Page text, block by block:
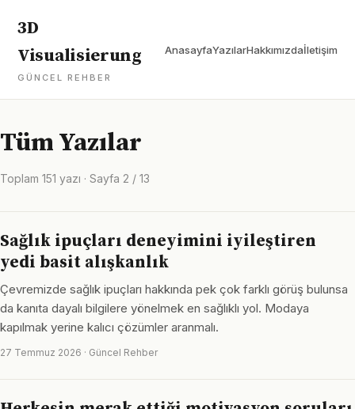
3D
Visualisierung
GÜNCEL REHBER
AnasayfaYazılarHakkımızdaİletişim
Tüm Yazılar
Toplam 151 yazı · Sayfa 2 / 13
Sağlık ipuçları deneyimini iyileştiren
yedi basit alışkanlık
Çevremizde sağlık ipuçları hakkında pek çok farklı görüş bulunsa
da kanıta dayalı bilgilere yönelmek en sağlıklı yol. Modaya
kapılmak yerine kalıcı çözümler aranmalı.
27 Temmuz 2026 · Güncel Rehber